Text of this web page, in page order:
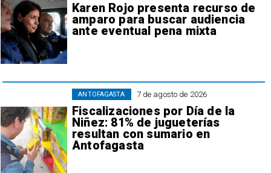
Karen Rojo presenta recurso de
amparo para buscar audiencia
ante eventual pena mixta
7 de agosto de 2026
Fiscalizaciones por Día de la
Niñez: 81% de jugueterías
resultan con sumario en
Antofagasta
ANTOFAGASTA